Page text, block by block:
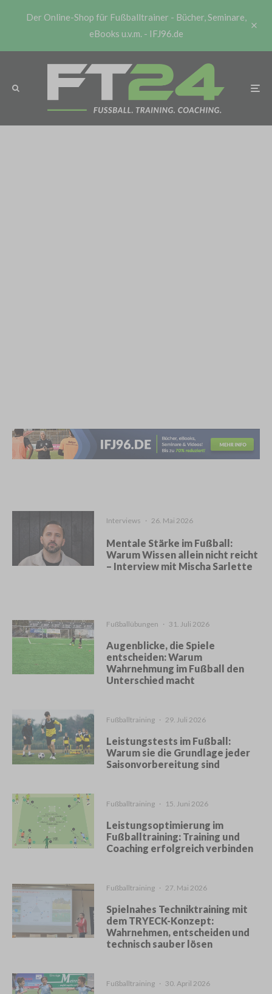
Der Online-Shop für Fußballtrainer - Bücher, Seminare,
eBooks u.v.m. - IFJ96.de
Interviews · 26. Mai 2026
Mentale Stärke im Fußball:
Warum Wissen allein nicht reicht
– Interview mit Mischa Sarlette
Fußballübungen · 31. Juli 2026
Augenblicke, die Spiele
entscheiden: Warum
Wahrnehmung im Fußball den
Unterschied macht
Fußballtraining · 29. Juli 2026
Leistungstests im Fußball:
Warum sie die Grundlage jeder
Saisonvorbereitung sind
Fußballtraining · 15. Juni 2026
Leistungsoptimierung im
Fußballtraining: Training und
Coaching erfolgreich verbinden
Fußballtraining · 27. Mai 2026
Spielnahes Techniktraining mit
dem TRYECK-Konzept:
Wahrnehmen, entscheiden und
technisch sauber lösen
Fußballtraining · 30. April 2026